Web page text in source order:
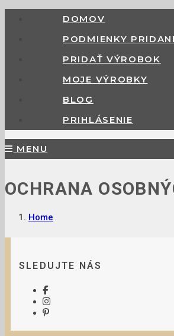
DOMOV
PODMIENKY
PRIDAŤ VÝROBOK
MOJE VÝROBKY
BLOG
PRIHLÁSENIE
MENU
OCHRANA
Home
SLEDUJTE NÁS